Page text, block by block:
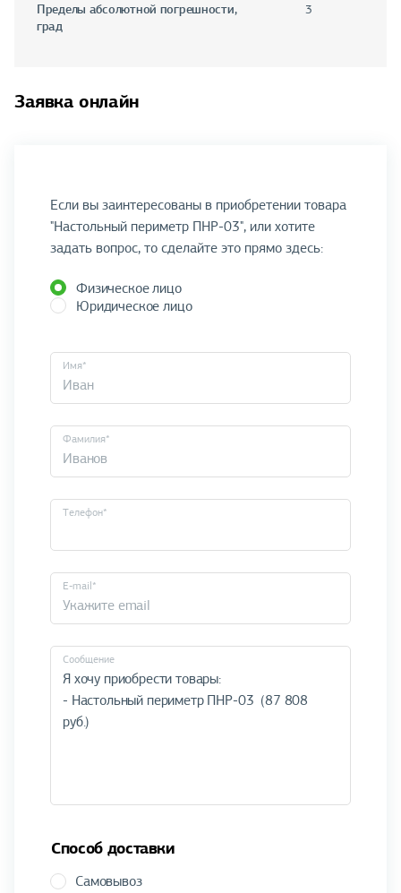
Пределы абсолютной погрешности,
град
3
Заявка онлайн
Если вы заинтересованы в приобретении товара
"Настольный периметр ПНР-03", или хотите
задать вопрос, то сделайте это прямо здесь:
Физическое лицо
Юридическое лицо
Имя*
Фамилия*
Телефон*
E-mail*
Cообщение
Способ доставки
Самовывоз